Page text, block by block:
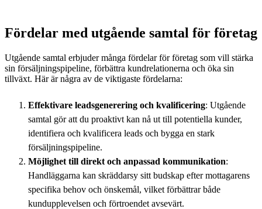
Fördelar med utgående samtal för företag
Utgående samtal erbjuder många fördelar för företag som vill stärka
sin försäljningspipeline, förbättra kundrelationerna och öka sin
tillväxt. Här är några av de viktigaste fördelarna:
Effektivare leadsgenerering och kvalificering: Utgående
samtal gör att du proaktivt kan nå ut till potentiella kunder,
identifiera och kvalificera leads och bygga en stark
försäljningspipeline.
Möjlighet till direkt och anpassad kommunikation:
Handläggarna kan skräddarsy sitt budskap efter mottagarens
specifika behov och önskemål, vilket förbättrar både
kundupplevelsen och förtroendet avsevärt.